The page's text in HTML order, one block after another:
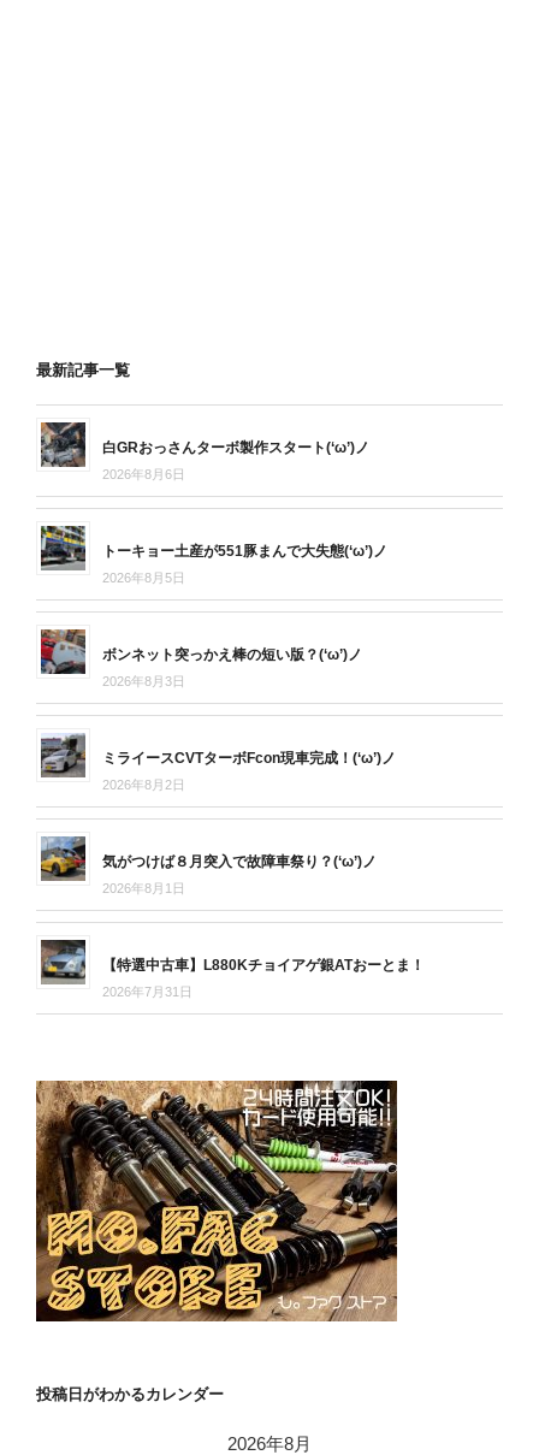
最新記事一覧
白GRおっさんターボ製作スタート(‘ω’)ノ
2026年8月6日
トーキョー土産が551豚まんで大失態(‘ω’)ノ
2026年8月5日
ボンネット突っかえ棒の短い版？(‘ω’)ノ
2026年8月3日
ミライースCVTターボFcon現車完成！(‘ω’)ノ
2026年8月2日
気がつけば８月突入で故障車祭り？(‘ω’)ノ
2026年8月1日
【特選中古車】L880Kチョイアゲ銀ATおーとま！
2026年7月31日
投稿日がわかるカレンダー
2026年8月